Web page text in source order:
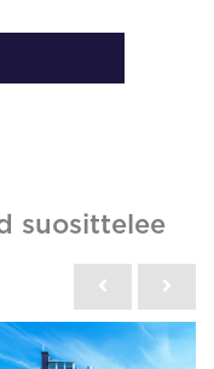
suosittelee